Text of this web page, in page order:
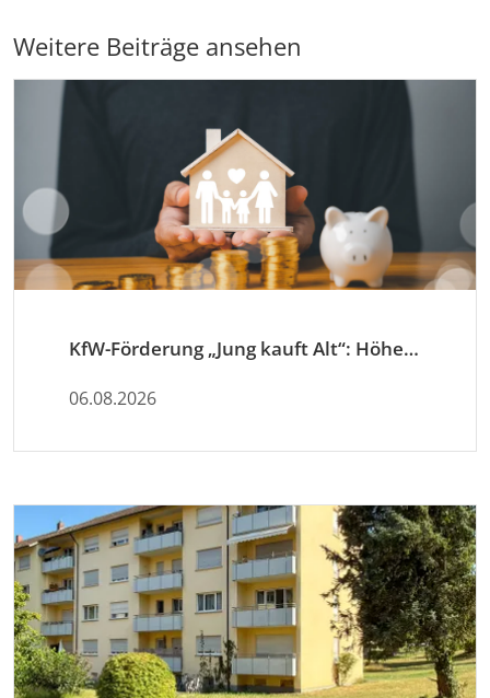
Weitere Beiträge ansehen
KfW-Förderung „Jung kauft Alt“: Höhere Kredite ab August 2026
06.08.2026